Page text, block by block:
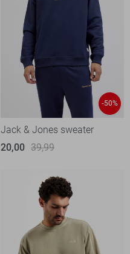
-50%
Jack & Jones sweater
20,00 39,99